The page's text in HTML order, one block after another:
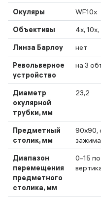
Окуляры
WF10x
Объективы
4х,
Линза Барлоу
нет
Револьверное
устройство
на 3
Диаметр
окулярной
трубки, мм
23,2
Предметный
столик, мм
90x90,
Диапазон
перемещения
предметного
столика, мм
0–15 по